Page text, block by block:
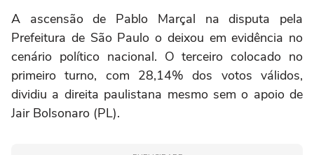
A ascensão de Pablo Marçal na disputa pela
Prefeitura de São Paulo o deixou em evidência no
cenário político nacional. O terceiro colocado no
primeiro turno, com 28,14% dos votos válidos,
dividiu a direita paulistana mesmo sem o apoio de
Jair Bolsonaro (PL).